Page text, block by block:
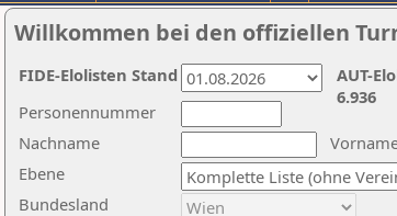
Willkommen bei den offiziellen
Nachname
Ebene
Personennummer
Bundesland
AUT-
6.936
FIDE-Elolisten Stand